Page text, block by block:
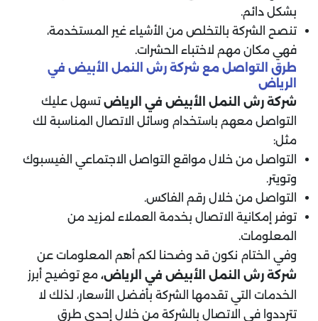
بشكل دائم.
تنصح الشركة بالتخلص من الأشياء غير المستخدمة،
فهي مكان مهم لاختباء الحشرات.
طرق التواصل مع شركة رش النمل الأبيض في
الرياض
شركة رش النمل الأبيض في الرياض تسهل عليك
التواصل معهم باستخدام وسائل الاتصال المناسبة لك
مثل:
التواصل من خلال مواقع التواصل الاجتماعي الفيسبوك
وتويتر.
التواصل من خلال رقم الفاكس.
توفر إمكانية الاتصال بخدمة العملاء لمزيد من
المعلومات.
وفي الختام نكون قد وضحنا لكم أهم المعلومات عن
شركة رش النمل الأبيض في الرياض، مع توضيح أبرز
الخدمات التي تقدمها الشركة بأفضل الأسعار، لذلك لا
تترددوا في الاتصال بالشركة من خلال إحدى طرق